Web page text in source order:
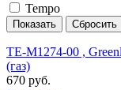
Tempo
TE-M1274-00 ,
(газ)
670 руб.